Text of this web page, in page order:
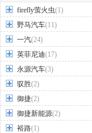
firefly萤火虫(1)
野马汽车(11)
一汽(24)
英菲尼迪(17)
永源汽车(3)
驭胜(2)
御捷(2)
御捷新能源(2)
裕路(1)